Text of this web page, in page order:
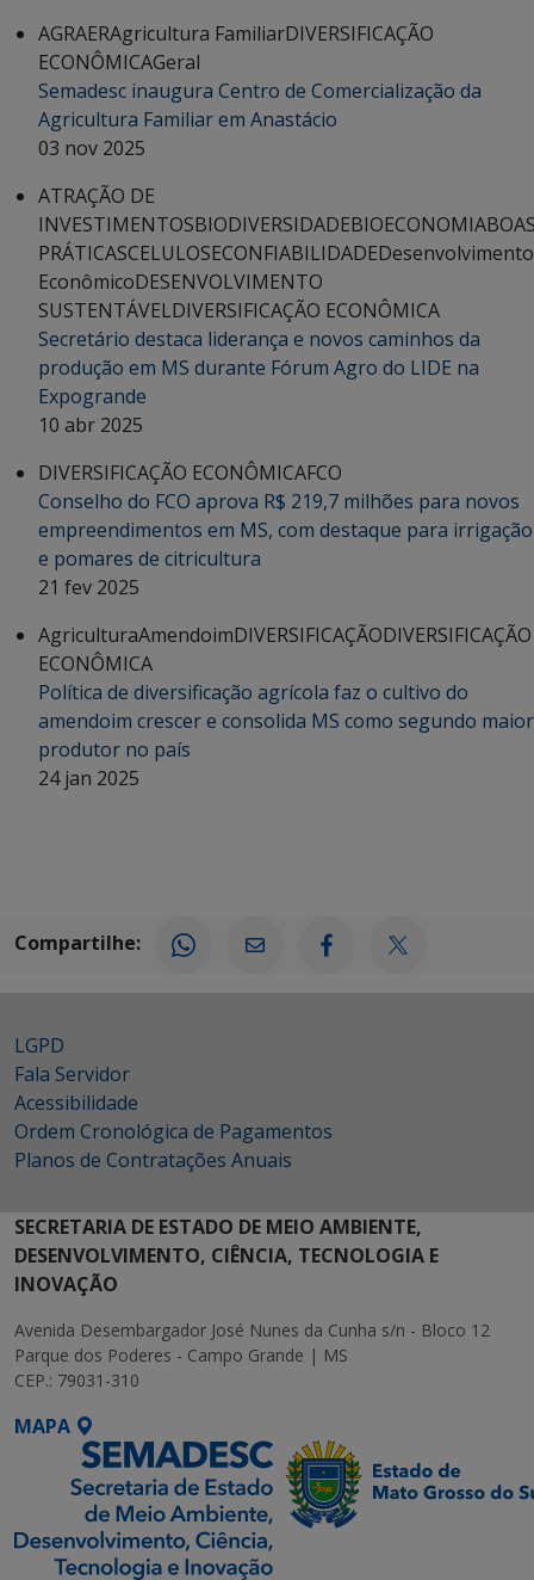
AGRAERAgricultura FamiliarDIVERSIFICAÇÃO
ECONÔMICAGeral
Semadesc inaugura Centro de Comercialização da
Agricultura Familiar em Anastácio
03 nov 2025
ATRAÇÃO DE
INVESTIMENTOSBIODIVERSIDADEBIOECONOMIA
PRÁTICASCELULOSECONFIABILIDADEDesenvolvimento
EconômicoDESENVOLVIMENTO
SUSTENTÁVELDIVERSIFICAÇÃO ECONÔMICA
Secretário destaca liderança e novos caminhos da
produção em MS durante Fórum Agro do LIDE na
Expogrande
10 abr 2025
DIVERSIFICAÇÃO ECONÔMICAFCO
Conselho do FCO aprova R$ 219,7 milhões para novos
empreendimentos em MS, com destaque para irrigação
e pomares de citricultura
21 fev 2025
AgriculturaAmendoimDIVERSIFICAÇÃODIVERSIFICAÇÃO
ECONÔMICA
Política de diversificação agrícola faz o cultivo do
amendoim crescer e consolida MS como segundo maior
produtor no país
24 jan 2025
Compartilhe:
LGPD
Fala Servidor
Acessibilidade
Ordem Cronológica de Pagamentos
Planos de Contratações Anuais
SECRETARIA DE ESTADO DE MEIO AMBIENTE,
DESENVOLVIMENTO, CIÊNCIA, TECNOLOGIA E
INOVAÇÃO
Avenida Desembargador José Nunes da Cunha s/n - Bloco 12
Parque dos Poderes - Campo Grande | MS
CEP.: 79031-310
MAPA